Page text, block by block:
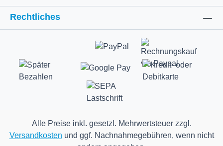
Rechtliches
Alle Preise inkl. gesetzl. Mehrwertsteuer zzgl.
Versandkosten und ggf. Nachnahmegebühren, wenn nicht